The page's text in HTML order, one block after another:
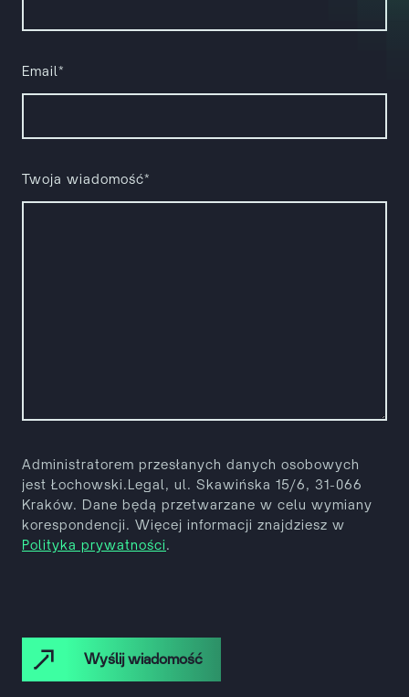
Email*
Twoja wiadomość*
Administratorem przesłanych danych osobowych
jest Łochowski.Legal, ul. Skawińska 15/6, 31-066
Kraków. Dane będą przetwarzane w celu wymiany
korespondencji. Więcej informacji znajdziesz w
Polityka prywatności.
Wyślij wiadomość